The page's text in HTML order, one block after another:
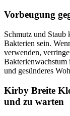
Vorbeugung
Schmutz und Staub
Bakterien sein.
verwenden,
Bakterienwachstum
und gesünderes
Kirby Breite
und zu warten